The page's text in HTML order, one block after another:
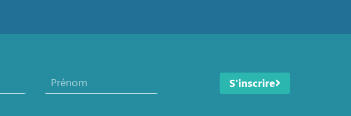
S'inscrire